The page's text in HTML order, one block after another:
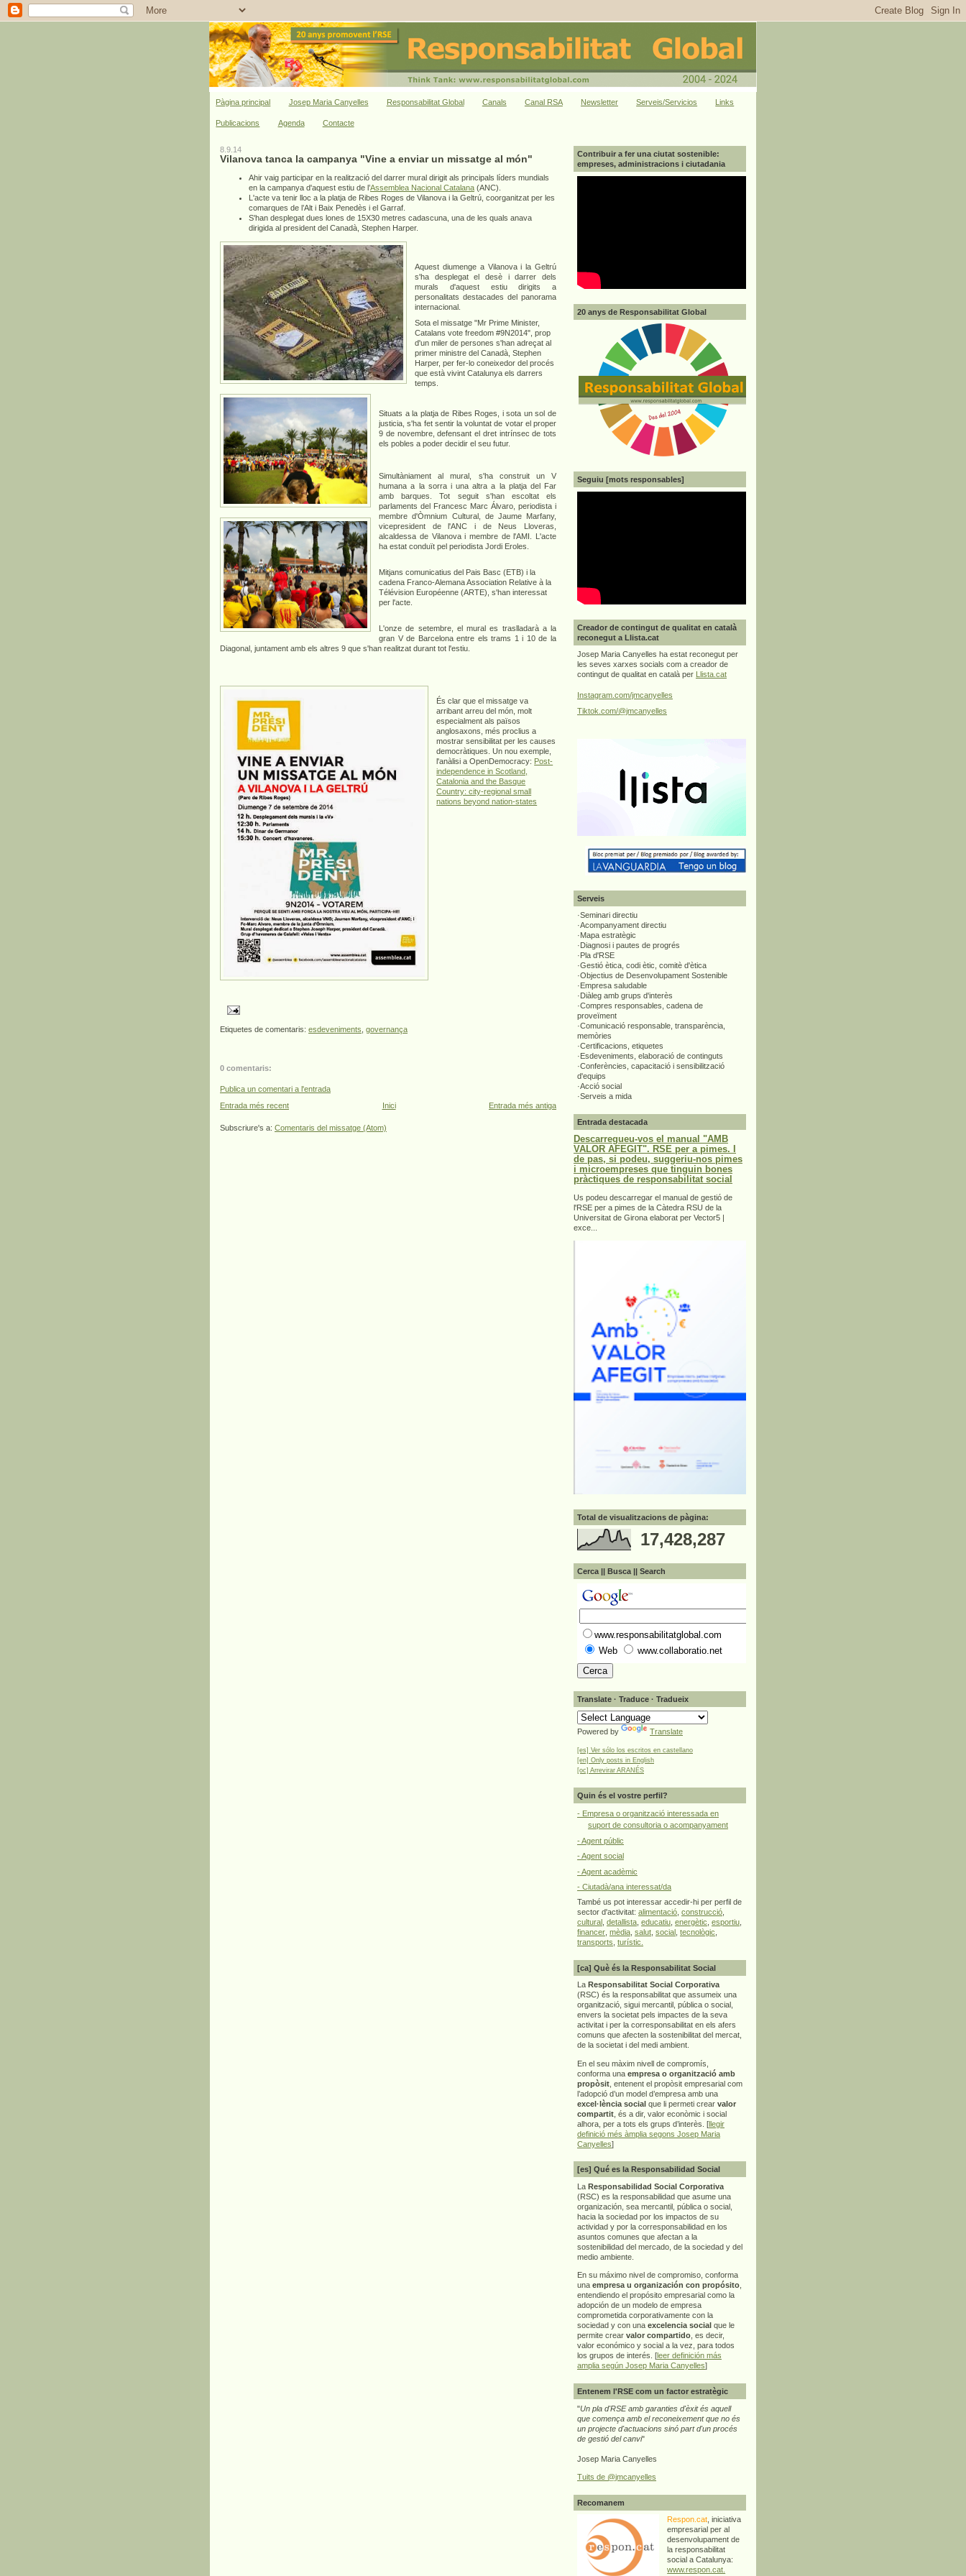
Pàgina principal Josep Maria Canyelles Responsabilitat Global Canals Canal RSA Newsletter Serveis/Servicios Links
Publicacions Agenda Contacte
8.9.14
Vilanova tanca la campanya "Vine a enviar un missatge al món"
Ahir vaig participar en la realització del darrer mural dirigit als principals líders mundials
en la campanya d'aquest estiu de l’Assemblea Nacional Catalana (ANC).
L'acte va tenir lloc a la platja de Ribes Roges de Vilanova i la Geltrú, coorganitzat per les
comarques de l’Alt i Baix Penedès i el Garraf.
S'han desplegat dues lones de 15X30 metres cadascuna, una de les quals anava
dirigida al president del Canadà, Stephen Harper.
Aquest diumenge a Vilanova i la Geltrú
s'ha desplegat el desè i darrer dels
murals d'aquest estiu dirigits a
personalitats destacades del panorama
internacional.
Sota el missatge "Mr Prime Minister,
Catalans vote freedom #9N2014", prop
d'un miler de persones s'han adreçat al
primer ministre del Canadà, Stephen
Harper, per fer-lo coneixedor del procés
que està vivint Catalunya els darrers
temps.
Situats a la platja de Ribes Roges, i sota un sol de
justicia, s'ha fet sentir la voluntat de votar el proper
9 de novembre, defensant el dret intrínsec de tots
els pobles a poder decidir el seu futur.
Simultàniament al mural, s'ha construit un V
humana a la sorra i una altra a la platja del Far
amb barques. Tot seguit s'han escoltat els
parlaments del Francesc Marc Álvaro, periodista i
membre d'Òmnium Cultural, de Jaume Marfany,
vicepresident de l'ANC i de Neus Lloveras,
alcaldessa de Vilanova i membre de l'AMI. L'acte
ha estat conduït pel periodista Jordi Eroles.
Mitjans comunicatius del Pais Basc (ETB) i la
cadena Franco-Alemana Association Relative à la
Télévision Européenne (ARTE), s'han interessat
per l'acte.
L'onze de setembre, el mural es traslladarà a la
gran V de Barcelona entre els trams 1 i 10 de la
Diagonal, juntament amb els altres 9 que s'han realitzat durant tot l'estiu.
És clar que el missatge va
arribant arreu del món, molt
especialment als països
anglosaxons, més proclius a
mostrar sensibilitat per les causes
democràtiques. Un nou exemple,
l'anàlisi a OpenDemocracy: Post-
independence in Scotland,
Catalonia and the Basque
Country: city-regional small
nations beyond nation-states
Etiquetes de comentaris: esdeveniments governança
0 comentaris:
Publica un comentari a l'entrada
Entrada més recent
Entrada més antiga
Inici
Subscriure's a: Comentaris del missatge (Atom)
Contribuir a fer una ciutat sostenible:
empreses, administracions i ciutadania
20 anys de Responsabilitat Global
Seguiu [mots responsables]
Creador de contingut de qualitat en català
reconegut a Llista.cat
Josep Maria Canyelles ha estat reconegut per
les seves xarxes socials com a creador de
contingut de qualitat en català per
Llista.cat
Instagram.com/jmcanyelles
Tiktok.com/@jmcanyelles
Serveis
·Seminari directiu
·Acompanyament directiu
·Mapa estratègic
·Diagnosi i pautes de progrés
·Pla d'RSE
·Gestió ètica, codi ètic, comitè d'ètica
·Objectius de Desenvolupament Sostenible
·Empresa saludable
·Diàleg amb grups d'interès
·Compres responsables, cadena de
proveïment
·Comunicació responsable, transparència,
memòries
·Certificacions, etiquetes
·Esdeveniments, elaboració de continguts
·Conferències, capacitació i sensibilització
d'equips
·Acció social
·Serveis a mida
Entrada destacada
Descarregueu-vos el manual "AMB
VALOR AFEGIT". RSE per a pimes. I
de pas, si podeu, suggeriu-nos pimes
i microempreses que tinguin bones
pràctiques de responsabilitat social
Us podeu descarregar el manual de gestió de
l'RSE per a pimes de la Càtedra RSU de la
Universitat de Girona elaborat per Vector5 |
exce...
Total de visualitzacions de pàgina:
17,428,287
Cerca || Busca || Search
www.responsabilitatglobal.com
Web
www.collaboratio.net
Translate · Traduce · Tradueix
Powered by Translate
[es] Ver sólo los escritos en castellano
[en] Only posts in English
[oc] Arrevirar ARANÉS
Quin és el vostre perfil?
- Empresa o organització interessada en
suport de consultoria o acompanyament
- Agent públic
- Agent social
- Agent acadèmic
- Ciutadà/ana interessat/da
També us pot interessar accedir-hi per perfil de
sector d'activitat: alimentació construcció
cultural detallista educatiu energètic esportiu
financer mèdia salut social tecnològic
transports turístic.
[ca] Què és la Responsabilitat Social
La Responsabilitat Social Corporativa
(RSC) és la responsabilitat que assumeix una
organització, sigui mercantil, pública o social,
envers la societat pels impactes de la seva
activitat i per la corresponsabilitat en els afers
comuns que afecten la sostenibilitat del mercat,
de la societat i del medi ambient.
En el seu màxim nivell de compromís,
conforma una empresa o organització amb
propòsit , entenent el propòsit empresarial com
l’adopció d’un model d’empresa amb una
excel·lència social que li permeti crear valor
compartit , és a dir, valor econòmic i social
alhora, per a tots els grups d’interès. [llegir
definició més àmplia segons Josep Maria
Canyelles]
[es] Qué es la Responsabilidad Social
La Responsabilidad Social Corporativa
(RSC) es la responsabilidad que asume una
organización, sea mercantil, pública o social,
hacia la sociedad por los impactos de su
actividad y por la corresponsabilidad en los
asuntos comunes que afectan a la
sostenibilidad del mercado, de la sociedad y del
medio ambiente.
En su máximo nivel de compromiso, conforma
una empresa u organización con propósito
entendiendo el propósito empresarial como la
adopción de un modelo de empresa
comprometida corporativamente con la
sociedad y con una excelencia social que le
permite crear valor compartido , es decir,
valor económico y social a la vez, para todos
los grupos de interés. [leer definición más
amplia según Josep Maria Canyelles]
Entenem l'RSE com un factor estratègic
"Un pla d'RSE amb garanties d'èxit és aquell
que comença amb el reconeixement que no és
un projecte d'actuacions sinó part d'un procés
de gestió del canvi"
Josep Maria Canyelles
Tuits de @jmcanyelles
Recomanem
Respon.cat , iniciativa
empresarial per al
desenvolupament de
la responsabilitat
social a Catalunya:
www.respon.cat.